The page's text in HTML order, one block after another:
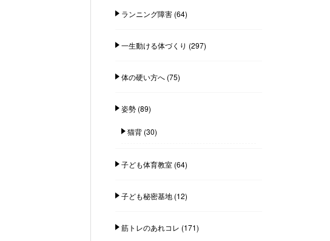
ランニング障害(64)
一生動ける体づくり (297)
体の硬い方へ(75)
姿勢(89)
猫背(30)
子ども体育教室(64)
子ども秘密基地(12)
筋トレのあれコレ (171)